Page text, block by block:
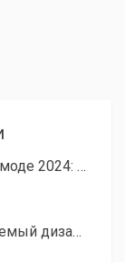
Какие картины сейчас в моде 2024: главные тренды графического дизайна
Самый высокооплачиваемый дизайн в современных трендах графического дизайна